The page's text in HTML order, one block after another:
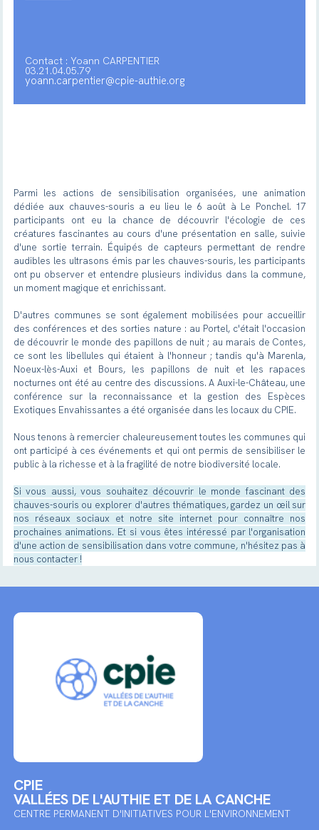
Contact : Yoann CARPENTIER
03.21.04.05.79
yoann.carpentier@cpie-authie.org
Parmi les actions de sensibilisation organisées, une animation
dédiée aux chauves-souris a eu lieu le 6 août à Le Ponchel. 17
participants ont eu la chance de découvrir l'écologie de ces
créatures fascinantes au cours d'une présentation en salle, suivie
d'une sortie terrain. Équipés de capteurs permettant de rendre
audibles les ultrasons émis par les chauves-souris, les participants
ont pu observer et entendre plusieurs individus dans la commune,
un moment magique et enrichissant.
D'autres communes se sont également mobilisées pour accueillir
des conférences et des sorties nature : au Portel, c'était l'occasion
de découvrir le monde des papillons de nuit ; au marais de Contes,
ce sont les libellules qui étaient à l'honneur ; tandis qu'à Marenla,
Noeux-lès-Auxi et Bours, les papillons de nuit et les rapaces
nocturnes ont été au centre des discussions. A Auxi-le-Château, une
conférence sur la reconnaissance et la gestion des Espèces
Exotiques Envahissantes a été organisée dans les locaux du CPIE.
Nous tenons à remercier chaleureusement toutes les communes qui
ont participé à ces événements et qui ont permis de sensibiliser le
public à la richesse et à la fragilité de notre biodiversité locale.
Si vous aussi, vous souhaitez découvrir le monde fascinant des
chauves-souris ou explorer d'autres thématiques, gardez un œil sur
nos réseaux sociaux et notre site internet pour connaître nos
prochaines animations. Et si vous êtes intéressé par l'organisation
d'une action de sensibilisation dans votre commune, n'hésitez pas à
nous contacter !
CPIE
VALLÉES DE L'AUTHIE ET DE LA CANCHE
CENTRE PERMANENT D'INITIATIVES POUR L'ENVIRONNEMENT